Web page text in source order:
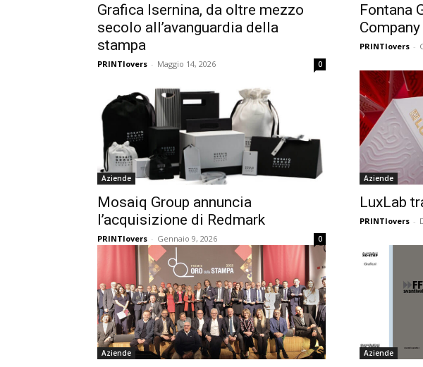
Grafica Isernina, da oltre mezzo
secolo all’avanguardia della
stampa
PRINTlovers - Maggio 14, 2026 0
Fontana
PRINTlovers -
Aziende
Mosaiq Group annuncia
l’acquisizione di Redmark
PRINTlovers - Gennaio 9, 2026 0
Aziende
LuxLab
PRINTlovers -
Aziende Aziende